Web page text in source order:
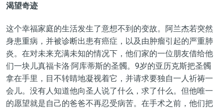
渴望奇迹
这个幸福家庭的生活发生了意想不到的变故。阿兰杰若突然
身患重病，并被诊断出患有癌症，以及由肿瘤引起的严重肺
炎。在对未来充满未知的情况下，他们家的一位朋友借给他
们一块儿真福卡洛·阿库蒂斯的圣髑。9岁的亚历克斯把圣髑
拿在手里，目不转睛地凝视着它，并请求要独自一人祈祷一
会儿。没有人知道他向圣人说了什么，求了什么。但他唯一
的愿望就是自己的爸爸不再忍受病苦。在手术之前，他们把